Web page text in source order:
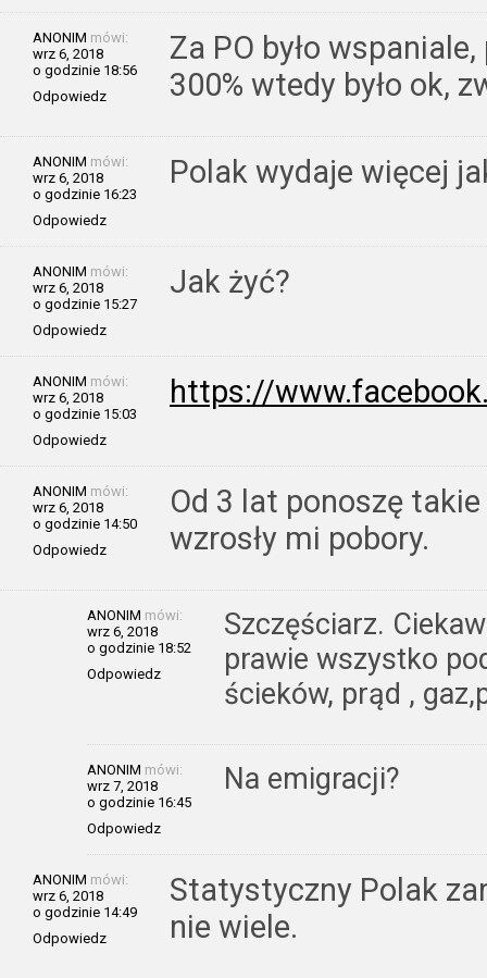
ANONIM mówi:
wrz 6, 2018
o godzinie 18:56
Odpowiedz
Za PO było
300% wtedy było ok,
ANONIM mówi:
wrz 6, 2018
o godzinie 16:23
Odpowiedz
Polak wydaje więcej
ANONIM mówi:
wrz 6, 2018
o godzinie 15:27
Odpowiedz
Jak żyć?
ANONIM mówi:
wrz 6, 2018
o godzinie 15:03
Odpowiedz
https://
ANONIM mówi:
wrz 6, 2018
o godzinie 14:50
Odpowiedz
Od 3 lat ponoszę
wzrosły mi pobory.
ANONIM mówi:
wrz 6, 2018
o godzinie 18:52
Odpowiedz
Szczęściarz.
prawie wszystko
ścieków, prąd ,
ANONIM mówi:
wrz 7, 2018
o godzinie 16:45
Odpowiedz
Na emigracji?
ANONIM mówi:
wrz 6, 2018
o godzinie 14:49
Odpowiedz
Statystyczny Polak
nie wiele.